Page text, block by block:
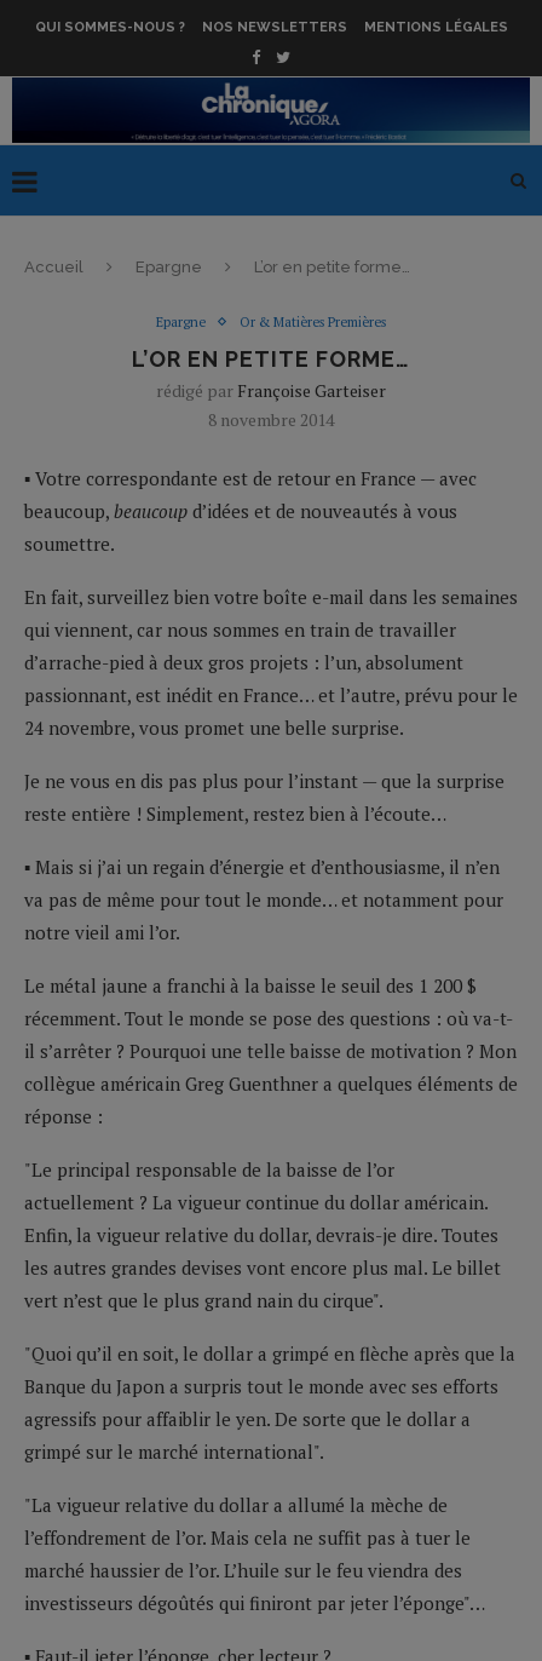
QUI SOMMES-NOUS ? NOS NEWSLETTERS MENTIONS LÉGALES
Accueil Epargne L’or en petite forme…
Epargne Or & Matières Premières
L’OR EN PETITE FORME…
rédigé par Françoise Garteiser
8 novembre 2014
▪ Votre correspondante est de retour en France — avec
beaucoup, beaucoup d’idées et de nouveautés à vous
soumettre.
En fait, surveillez bien votre boîte e-mail dans les semaines
qui viennent, car nous sommes en train de travailler
d’arrache-pied à deux gros projets : l’un, absolument
passionnant, est inédit en France… et l’autre, prévu pour le
24 novembre, vous promet une belle surprise.
Je ne vous en dis pas plus pour l’instant — que la surprise
reste entière ! Simplement, restez bien à l’écoute…
▪ Mais si j’ai un regain d’énergie et d’enthousiasme, il n’en
va pas de même pour tout le monde… et notamment pour
notre vieil ami l’or.
Le métal jaune a franchi à la baisse le seuil des 1 200 $
récemment. Tout le monde se pose des questions : où va-t-
il s’arrêter ? Pourquoi une telle baisse de motivation ? Mon
collègue américain Greg Guenthner a quelques éléments de
réponse :
"Le principal responsable de la baisse de l’or
actuellement ? La vigueur continue du dollar américain.
Enfin, la vigueur relative du dollar, devrais-je dire. Toutes
les autres grandes devises vont encore plus mal. Le billet
vert n’est que le plus grand nain du cirque".
"Quoi qu’il en soit, le dollar a grimpé en flèche après que la
Banque du Japon a surpris tout le monde avec ses efforts
agressifs pour affaiblir le yen. De sorte que le dollar a
grimpé sur le marché international".
"La vigueur relative du dollar a allumé la mèche de
l’effondrement de l’or. Mais cela ne suffit pas à tuer le
marché haussier de l’or. L’huile sur le feu viendra des
investisseurs dégoûtés qui finiront par jeter l’éponge"…
▪ Faut-il jeter l’éponge, cher lecteur ?